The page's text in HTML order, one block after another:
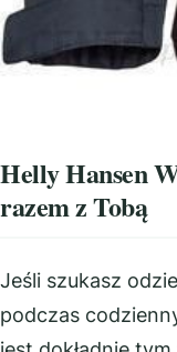
Helly Hansen
razem z Tobą
Jeśli szukasz
podczas